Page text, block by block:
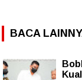
BACA